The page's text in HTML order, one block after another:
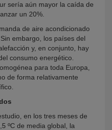
sería aún mayor la caída de
un 20%.
de aire acondicionado
embargo, los países del
y, en conjunto, hay
consumo energético.
para toda Europa,
de forma relativamente
en los tres meses de
ºC de media global, la